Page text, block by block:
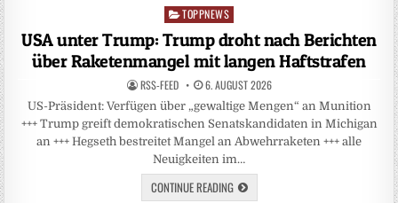
Posted
in
TOPPNEWS
USA unter Trump: Trump droht nach Berichten
über Raketenmangel mit langen Haftstrafen
RSS-FEED 6. AUGUST 2026
US-Präsident: Verfügen über „gewaltige Mengen“ an Munition
+++ Trump greift demokratischen Senatskandidaten in Michigan
an +++ Hegseth bestreitet Mangel an Abwehrraketen +++ alle
Neuigkeiten im…
CONTINUE READING